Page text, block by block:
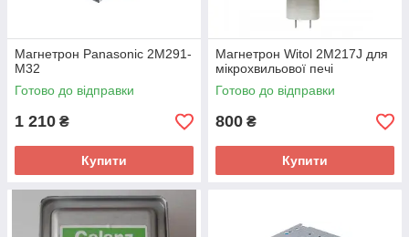
Магнетрон Panasonic 2M291-
M32
Готово до відправки
1 210 ₴
Купити
Магнетрон Witol 2M217J для
мікрохвильової печі
Готово до відправки
800 ₴
Купити